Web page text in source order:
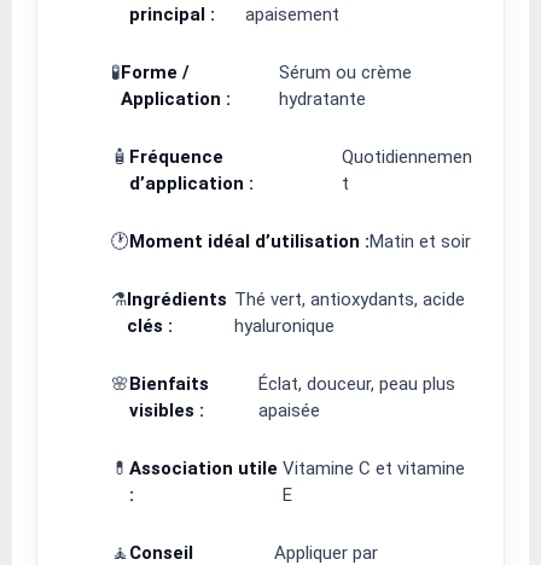
principal :
apaisement
🧪Forme /
Application :
Sérum ou crème
hydratante
🧴 Fréquence
d’application :
Quotidiennemen
t
🕐Moment idéal d’utilisation :Matin et soir
⚗️Ingrédients
clés :
Thé vert, antioxydants, acide
hyaluronique
🌸Bienfaits
visibles :
Éclat, douceur, peau plus
apaisée
💊 Association utile
:
Vitamine C et vitamine
E
🧘Conseil
Appliquer par